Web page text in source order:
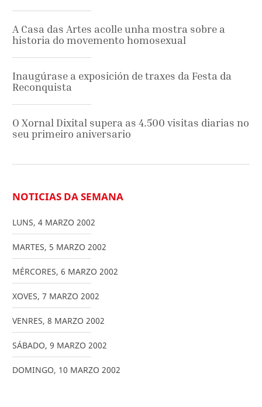
A Casa das Artes acolle unha mostra sobre a
historia do movemento homosexual
Inaugúrase a exposición de traxes da Festa da
Reconquista
O Xornal Dixital supera as 4.500 visitas diarias no
seu primeiro aniversario
NOTICIAS DA SEMANA
LUNS, 4 MARZO 2002
MARTES, 5 MARZO 2002
MÉRCORES, 6 MARZO 2002
XOVES, 7 MARZO 2002
VENRES, 8 MARZO 2002
SÁBADO, 9 MARZO 2002
DOMINGO, 10 MARZO 2002